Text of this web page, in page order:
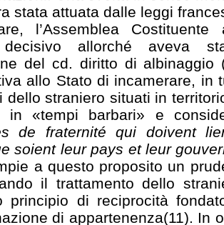
stata attuata dalle leggi
l’Assemblea
allorché aveva
del cd. diritto di albinaggio
allo Stato di incamerare, in
dello straniero situati in
in «tempi barbari» e
de fraternité qui doivent
soient leur pays et leur
a questo proposito un
il trattamento dello
principio di reciprocità
di appartenenza(11). In